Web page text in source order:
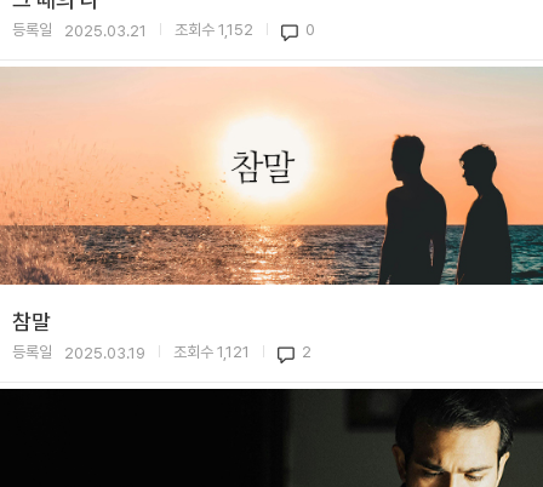
등록일 2025.03.21 조회수 1,152 0
참말
등록일 2025.03.19 조회수 1,121 2